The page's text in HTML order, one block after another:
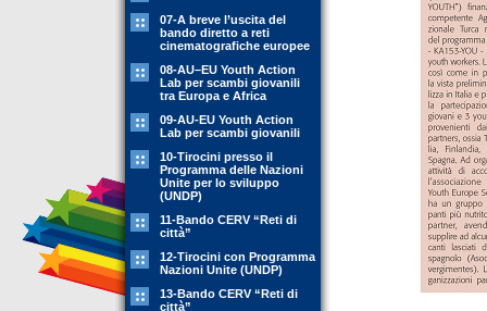
07-A breve l’uscita del
bando diretto a reti
cinematografiche europee
08-AU–EU Youth Action
Lab per scambi giovanili
tra Europa e Africa
09-AU-EU Youth Action
Lab per scambi giovanili
10-Tirocini presso il
Programma delle Nazioni
Unite per lo sviluppo
(UNDP)
11-Bando CERV “Reti di
città”
12-Tirocini con Programma
Nazioni Unite (UNDP)
13-Bando CERV “Reti di
città”